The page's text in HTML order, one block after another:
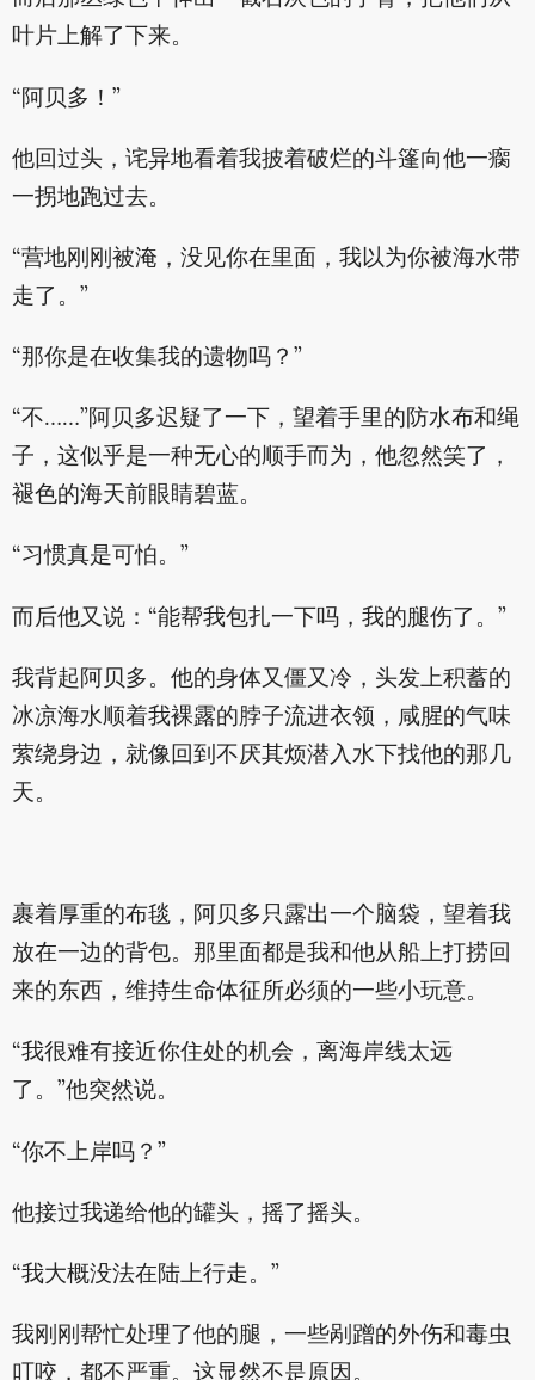
叶片上解了下来。
“阿贝多！”
他回过头，诧异地看着我披着破烂的斗篷向他一瘸
一拐地跑过去。
“营地刚刚被淹，没见你在里面，我以为你被海水带
走了。”
“那你是在收集我的遗物吗？”
“不……”阿贝多迟疑了一下，望着手里的防水布和绳
子，这似乎是一种无心的顺手而为，他忽然笑了，
褪色的海天前眼睛碧蓝。
“习惯真是可怕。”
而后他又说：“能帮我包扎一下吗，我的腿伤了。”
我背起阿贝多。他的身体又僵又冷，头发上积蓄的
冰凉海水顺着我裸露的脖子流进衣领，咸腥的气味
萦绕身边，就像回到不厌其烦潜入水下找他的那几
天。
裹着厚重的布毯，阿贝多只露出一个脑袋，望着我
放在一边的背包。那里面都是我和他从船上打捞回
来的东西，维持生命体征所必须的一些小玩意。
“我很难有接近你住处的机会，离海岸线太远
了。”他突然说。
“你不上岸吗？”
他接过我递给他的罐头，摇了摇头。
“我大概没法在陆上行走。”
我刚刚帮忙处理了他的腿，一些剐蹭的外伤和毒虫